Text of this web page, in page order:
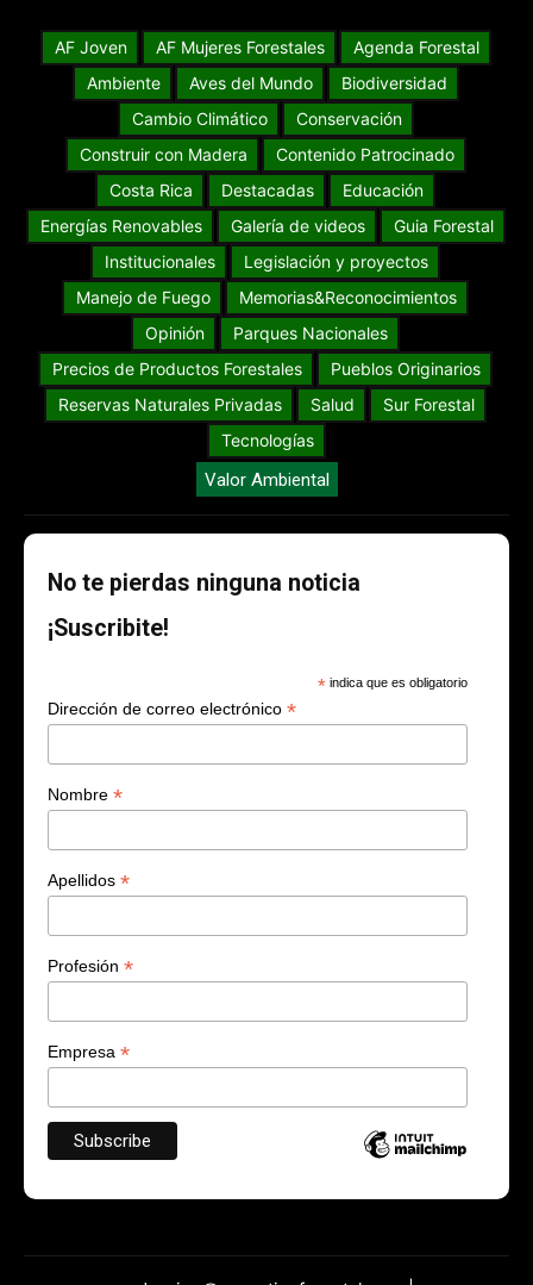
AF Joven AF Mujeres Forestales
Agenda Forestal
Ambiente
Aves del Mundo
Biodiversidad
Cambio Climático
Conservación
Construir con Madera
Contenido Patrocinado
Costa Rica
Destacadas
Educación
Energías Renovables
Galería de videos
Guia Forestal
Institucionales
Legislación y proyectos
Manejo de Fuego
Memorias&Reconocimientos
Opinión
Parques Nacionales
Precios de Productos Forestales
Pueblos Originarios
Reservas Naturales Privadas
Salud
Sur Forestal
Tecnologías
Valor Ambiental
No te pierdas ninguna noticia
¡Suscribite!
* indica que es obligatorio
Dirección de correo electrónico *
Nombre *
Apellidos *
Profesión *
Empresa *